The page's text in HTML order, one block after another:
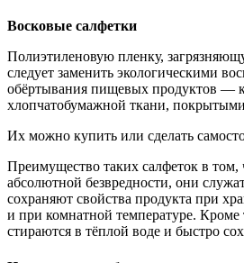
Восковые салфетки
Полиэтиленовую пленку,
следует заменить экологическими
обёртывания пищевых продуктов —
хлопчатобумажной ткани,
Их можно купить или сделать
Преимущество таких салфеток в
абсолютной безвредности, они
сохраняют свойства продукта при
и при комнатной температуре.
стираются в тёплой воде и быстро